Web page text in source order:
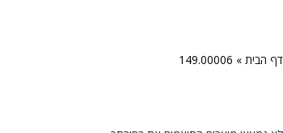
דף הבית »
149.00006